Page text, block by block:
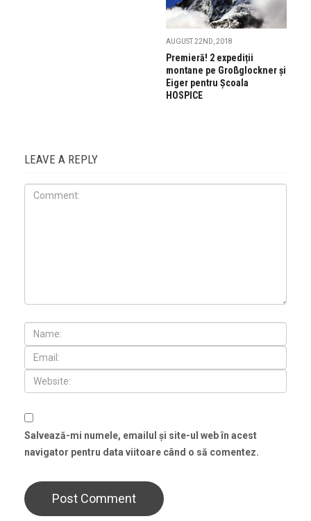
AUGUST 22ND, 2018
Premieră! 2 expediții
montane pe Großglockner și
Eiger pentru Școala
HOSPICE
LEAVE A REPLY
Salvează-mi numele, emailul și site-ul web în acest
navigator pentru data viitoare când o să comentez.